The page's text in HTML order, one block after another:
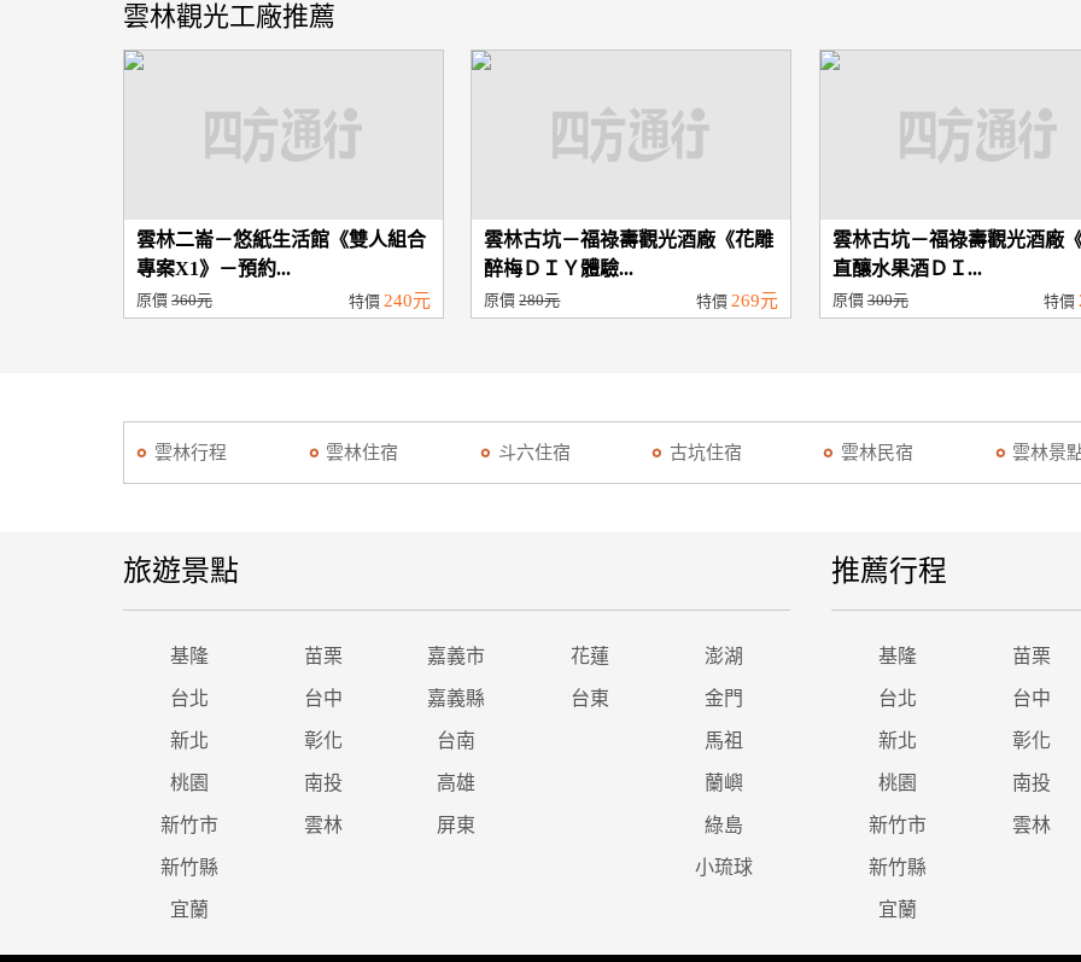
雲林觀光工廠推薦
雲林二崙－悠紙生活館《雙人組合
專案X1》－預約...
原價 360元 特價 240元
雲林古坑－福祿壽觀光酒廠《花雕
醉梅ＤＩＹ體驗...
原價280元 特價269元
雲林古坑－福祿壽觀光酒廠
直釀水果酒ＤＩ...
原價300元 特價
雲林行程 雲林住宿 斗六住宿 古坑住宿 雲林民宿 雲林景
旅遊景點
基隆 苗栗 嘉義市 花蓮 澎湖
台北 台中 嘉義縣 台東 金門
新北 彰化 台南 馬祖
桃園 南投 高雄 蘭嶼
新竹市 雲林 屏東 綠島
新竹縣 小琉球
宜蘭
推薦行程
基隆 苗栗
台北 台中
新北 彰化
桃園 南投
新竹市 雲林
新竹縣
宜蘭